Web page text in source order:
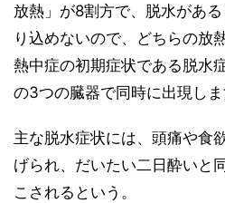
放熱」が8割方で、脱水があ
り込めないので、どちらの放
熱中症の初期症状である脱水
の3つの臓器で同時に出現しま
主な脱水症状には、頭痛や食
げられ、だいたい二日酔いと
こされるという。